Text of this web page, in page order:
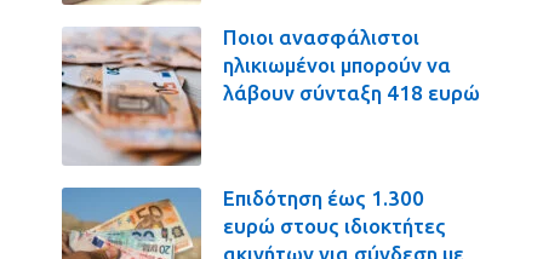
Ποιοι ανασφάλιστοι
ηλικιωμένοι μπορούν να
λάβουν σύνταξη 418 ευρώ
Επιδότηση έως 1.300
ευρώ στους ιδιοκτήτες
ακινήτων για σύνδεση με